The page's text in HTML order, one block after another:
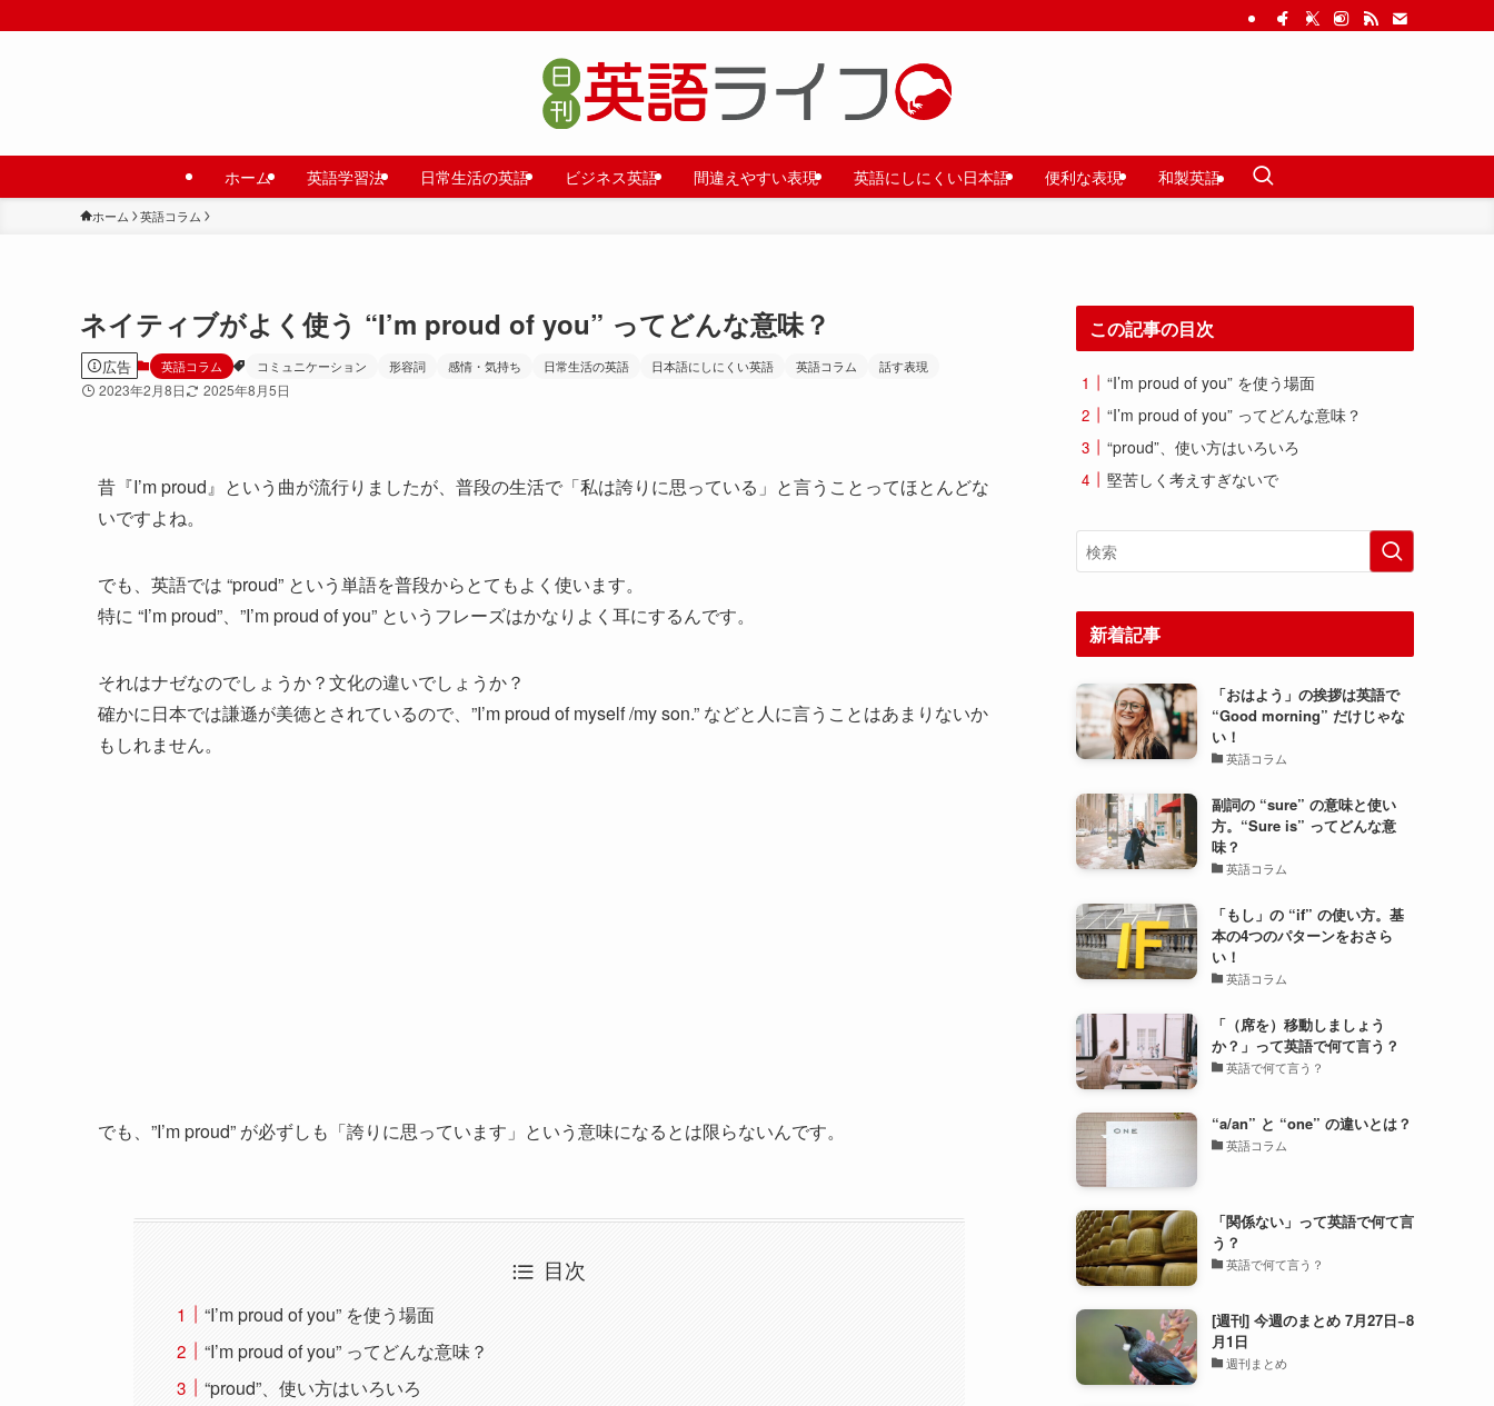
ホーム 英語学習法 日常生活の英語 ビジネス英語 間違えやすい表現 英語にしにくい日本語 便利な表現 和製英語
ホーム 英語コラム
ネイティブがよく使う “I’m proud of you” ってどんな意味？
広告 英語コラム コミュニケーション 形容詞 感情・気持ち 日常生活の英語 日本語にしにくい英語 英語コラム 話す表現
2023年2月8日 2025年8月5日
昔『I’m proud』という曲が流行りましたが、普段の生活で「私は誇りに思っている」と言うことってほとんどな
いですよね。
でも、英語では “proud” という単語を普段からとてもよく使います。
特に “I’m proud”、”I’m proud of you” というフレーズはかなりよく耳にするんです。
それはナゼなのでしょうか？文化の違いでしょうか？
確かに日本では謙遜が美徳とされているので、”I’m proud of myself /my son.” などと人に言うことはあまりないか
もしれません。
でも、”I’m proud” が必ずしも「誇りに思っています」という意味になるとは限らないんです。
目次
“I’m proud of you” を使う場面
“I’m proud of you” ってどんな意味？
“proud”、使い方はいろいろ
この記事の目次
“I’m proud of you” を使う場面
“I’m proud of you” ってどんな意味？
“proud”、使い方はいろいろ
堅苦しく考えすぎないで
新着記事
「おはよう」の挨拶は英語で
“Good morning” だけじゃな
い！
英語コラム
副詞の “sure” の意味と使い
方。“Sure is” ってどんな意
味？
英語コラム
「もし」の “if” の使い方。基
本の4つのパターンをおさら
い！
英語コラム
「（席を）移動しましょう
か？」って英語で何て言う？
英語で何て言う？
“a/an” と “one” の違いとは？
英語コラム
「関係ない」って英語で何て言
う？
英語で何て言う？
[週刊] 今週のまとめ 7月27日−8
月1日
週刊まとめ